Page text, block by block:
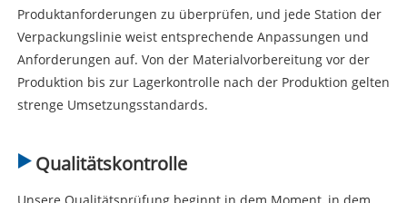
Produktanforderungen zu überprüfen, und jede Station der
Verpackungslinie weist entsprechende Anpassungen und
Anforderungen auf. Von der Materialvorbereitung vor der
Produktion bis zur Lagerkontrolle nach der Produktion gelten
strenge Umsetzungsstandards.
Qualitätskontrolle